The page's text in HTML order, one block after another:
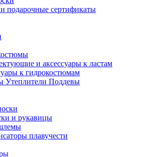
подарочные сертификаты
и аксессуары к ластам
к гидрокостюмам
Утеплители Поддевы
и рукавицы
плавучести